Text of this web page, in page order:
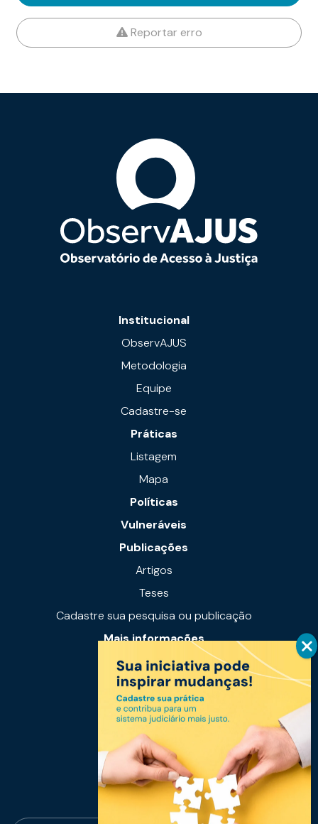
Reportar erro
Institucional
ObservAJUS
Metodologia
Equipe
Cadastre-se
Práticas
Listagem
Mapa
Políticas
Vulneráveis
Publicações
Artigos
Teses
Cadastre sua pesquisa ou publicação
Mais informações
Notícias
Links úteis
Fale conosco